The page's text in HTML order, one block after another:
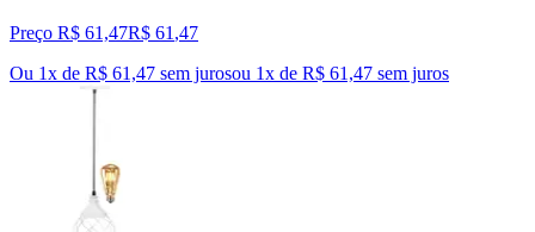
Preço R$ 61,47R$ 61 ,47
Ou 1x de R$ 61,47 sem jurosou 1x de R$ 61,47 sem juros